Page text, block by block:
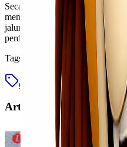
Secara keseluruhan, EMKL
memastikan kelancaran dan
jalur laut, yang sangat penting
perdagangan antar wilayah atau
Tags
emkl adalah istilah emkl
Artikel Terkait